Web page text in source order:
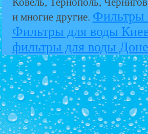
и многие другие. Фильтры
Фильтры для воды
фильтры для воды